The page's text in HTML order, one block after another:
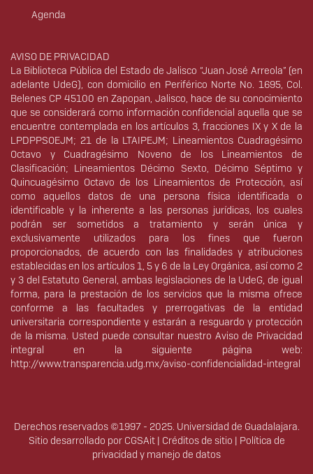
Agenda
Derechos
AVISO DE PRIVACIDAD
La Biblioteca Pública del Estado de Jalisco “Juan José Arreola” (en
adelante UdeG), con domicilio en Periférico Norte No. 1695, Col.
Belenes CP 45100 en Zapopan, Jalisco, hace de su conocimiento
que se considerará como información confidencial aquella que se
encuentre contemplada en los artículos 3, fracciones IX y X de la
LPDPPSOEJM; 21 de la LTAIPEJM; Lineamientos Cuadragésimo
Octavo y Cuadragésimo Noveno de los Lineamientos de
Clasificación; Lineamientos Décimo Sexto, Décimo Séptimo y
Quincuagésimo Octavo de los Lineamientos de Protección, así
como aquellos datos de una persona física identificada o
identificable y la inherente a las personas jurídicas, los cuales
podrán ser sometidos a tratamiento y serán única y
exclusivamente utilizados para los fines que fueron
proporcionados, de acuerdo con las finalidades y atribuciones
establecidas en los artículos 1, 5 y 6 de la Ley Orgánica, así como 2
y 3 del Estatuto General, ambas legislaciones de la UdeG, de igual
forma, para la prestación de los servicios que la misma ofrece
conforme a las facultades y prerrogativas de la entidad
universitaria correspondiente y estarán a resguardo y protección
de la misma. Usted puede consultar nuestro Aviso de Privacidad
integral en la siguiente página web:
http://www.transparencia.udg.mx/aviso-confidencialidad-integral
Derechos reservados ©1997 - 2025. Universidad de Guadalajara.
Sitio desarrollado por CGSAit| Créditos de sitio | Política de
privacidad y manejo de datos